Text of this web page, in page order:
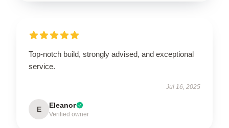
Top-notch build, strongly advised, and exceptional
service.
Jul 16, 2025
E Eleanor
Verified owner